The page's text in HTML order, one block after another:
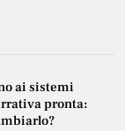
ai sistemi
pronta: